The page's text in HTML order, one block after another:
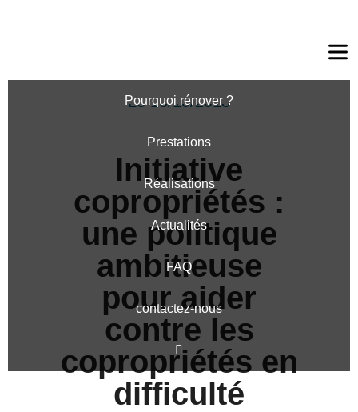
le
Pourquoi rénover ?
Prestations
Réalisations
Actualités
FAQ
contactez-nous
Le 10/10/2018
Initiative
copropriétés :
une politique
ambitieuse
pour aider
contre les
copropriétés en
difficulté